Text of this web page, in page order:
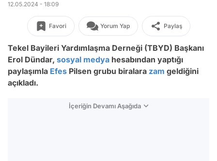
12.05.2024 - 18:09
Favori Yorum Yap Paylaş
Tekel Bayileri Yardımlaşma Derneği (TBYD) Başkanı
Erol Dündar, sosyal medya hesabından yaptığı
paylaşımla Efes Pilsen grubu biralara zam geldiğini
açıkladı.
İçeriğin Devamı Aşağıda